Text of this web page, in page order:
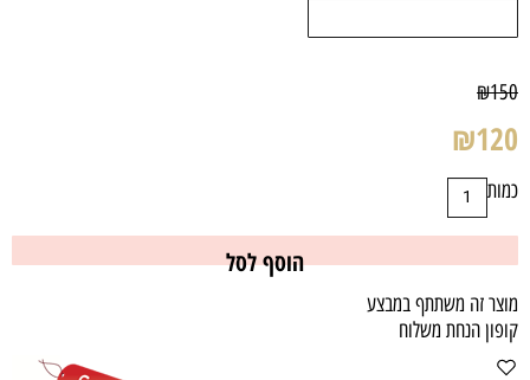
₪150
₪120
כמות
הוסף לסל
מוצר זה משתתף במבצע
קופון הנחת משלוח